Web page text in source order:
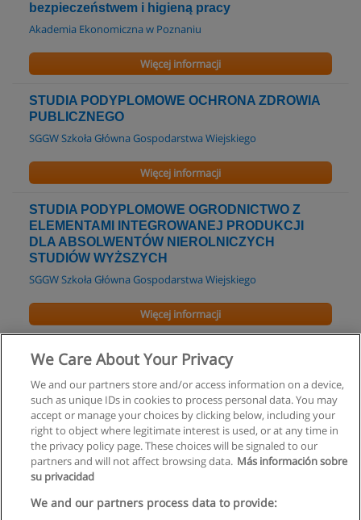
bezpieczeństwem i higieną pracy
Akademia Ekonomiczna w Poznaniu
Więcej informacji
STUDIA PODYPLOMOWE OCHRONA ZDROWIA
PUBLICZNEGO
SGGW Szkoła Główna Gospodarstwa Wiejskiego
Więcej informacji
STUDIA PODYPLOMOWE OGRODNICTWO Z
ELEMENTAMI INTEGROWANEJ PRODUKCJI
DLA ABSOLWENTÓW NIEROLNICZYCH
STUDIÓW WYŻSZYCH
SGGW Szkoła Główna Gospodarstwa Wiejskiego
Więcej informacji
Studium Policealne - Technik Farmaceutyczny
Więcej informacji
Regulamin
We Care About Your Privacy
We and our partners store and/or access information on a device,
such as unique IDs in cookies to process personal data. You may
accept or manage your choices by clicking below, including your
right to object where legitimate interest is used, or at any time in
the privacy policy page. These choices will be signaled to our
partners and will not affect browsing data. Más información sobre
su privacidad
We and our partners process data to provide: